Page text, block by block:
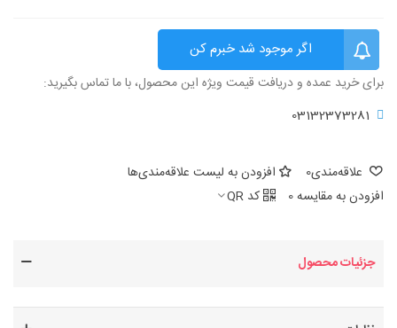
اگر موجود شد خبرم کن
برای خرید عمده و دریافت قیمت ویژه این محصول، با ما تماس بگیرید:
03132373281
علاقه‌مندی0
افزودن به لیست علاقه‌مندی‌ها
افزودن به مقایسه0 کد QR
جزئیات محصول